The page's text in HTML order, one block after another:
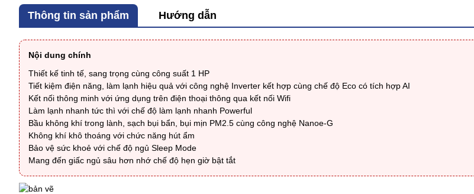
Thông tin sản phẩm Hướng dẫn
Nội dung chính
Thiết kế tinh tế, sang trọng cùng công suất 1 HP
Tiết kiệm điện năng, làm lạnh hiệu quả với công nghệ Inverter kết hợp cùng chế độ Eco có tích hợp AI
Kết nối thông minh với ứng dụng trên điện thoại thông qua kết nối Wifi
Làm lạnh nhanh tức thì với chế độ làm lạnh nhanh Powerful
Bầu không khí trong lành, sạch bụi bẩn, bụi mịn PM2.5 cùng công nghệ Nanoe-G
Không khí khô thoáng với chức năng hút ẩm
Bảo vệ sức khoẻ với chế độ ngủ Sleep Mode
Mang đến giấc ngủ sâu hơn nhớ chế độ hẹn giờ bật tắt